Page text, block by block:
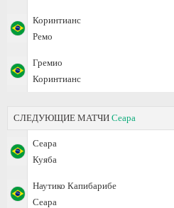
Коринтианс
Ремо
Гремио
Коринтианс
СЛЕДУЮЩИЕ МАТЧИ Сеара
Сеара
Куяба
Наутико Капибарибе
Сеара